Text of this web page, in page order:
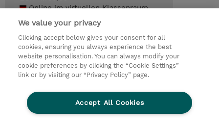
Online im virtuellen Klassenraum
Geplante Termine anzeigen
Trainingsanfrage
Investor relations
Ethics and Compliance
We value your privacy
Clicking accept below gives your consent for all
cookies, ensuring you always experience the best
website personalisation. You can always modify your
cookie preferences by clicking the “Cookie Settings”
link or by visiting our “Privacy Policy” page.
Accept All Cookies